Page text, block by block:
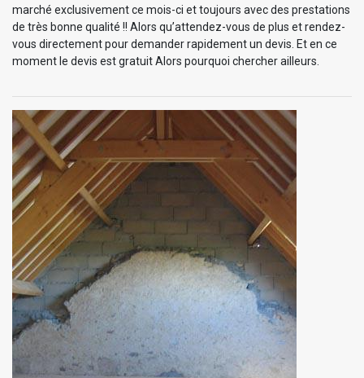
marché exclusivement ce mois-ci et toujours avec des prestations
de très bonne qualité !! Alors qu’attendez-vous de plus et rendez-
vous directement pour demander rapidement un devis. Et en ce
moment le devis est gratuit Alors pourquoi chercher ailleurs.